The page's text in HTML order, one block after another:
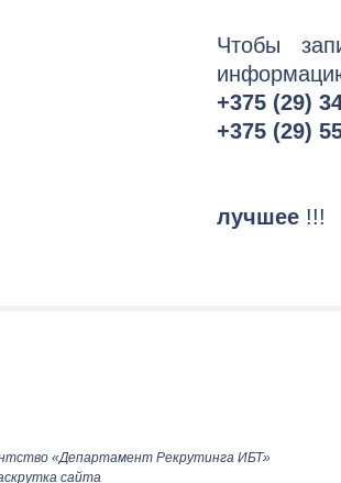
Чтобы
+375 (29)
+375 (29)
лучшее !!!
«Департамент Рекрутинга ИБТ»
сайта